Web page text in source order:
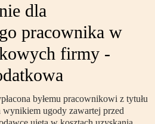
dla
pracownika w
firmy -
byłemu pracownikowi z tytułu
ugody zawartej przed